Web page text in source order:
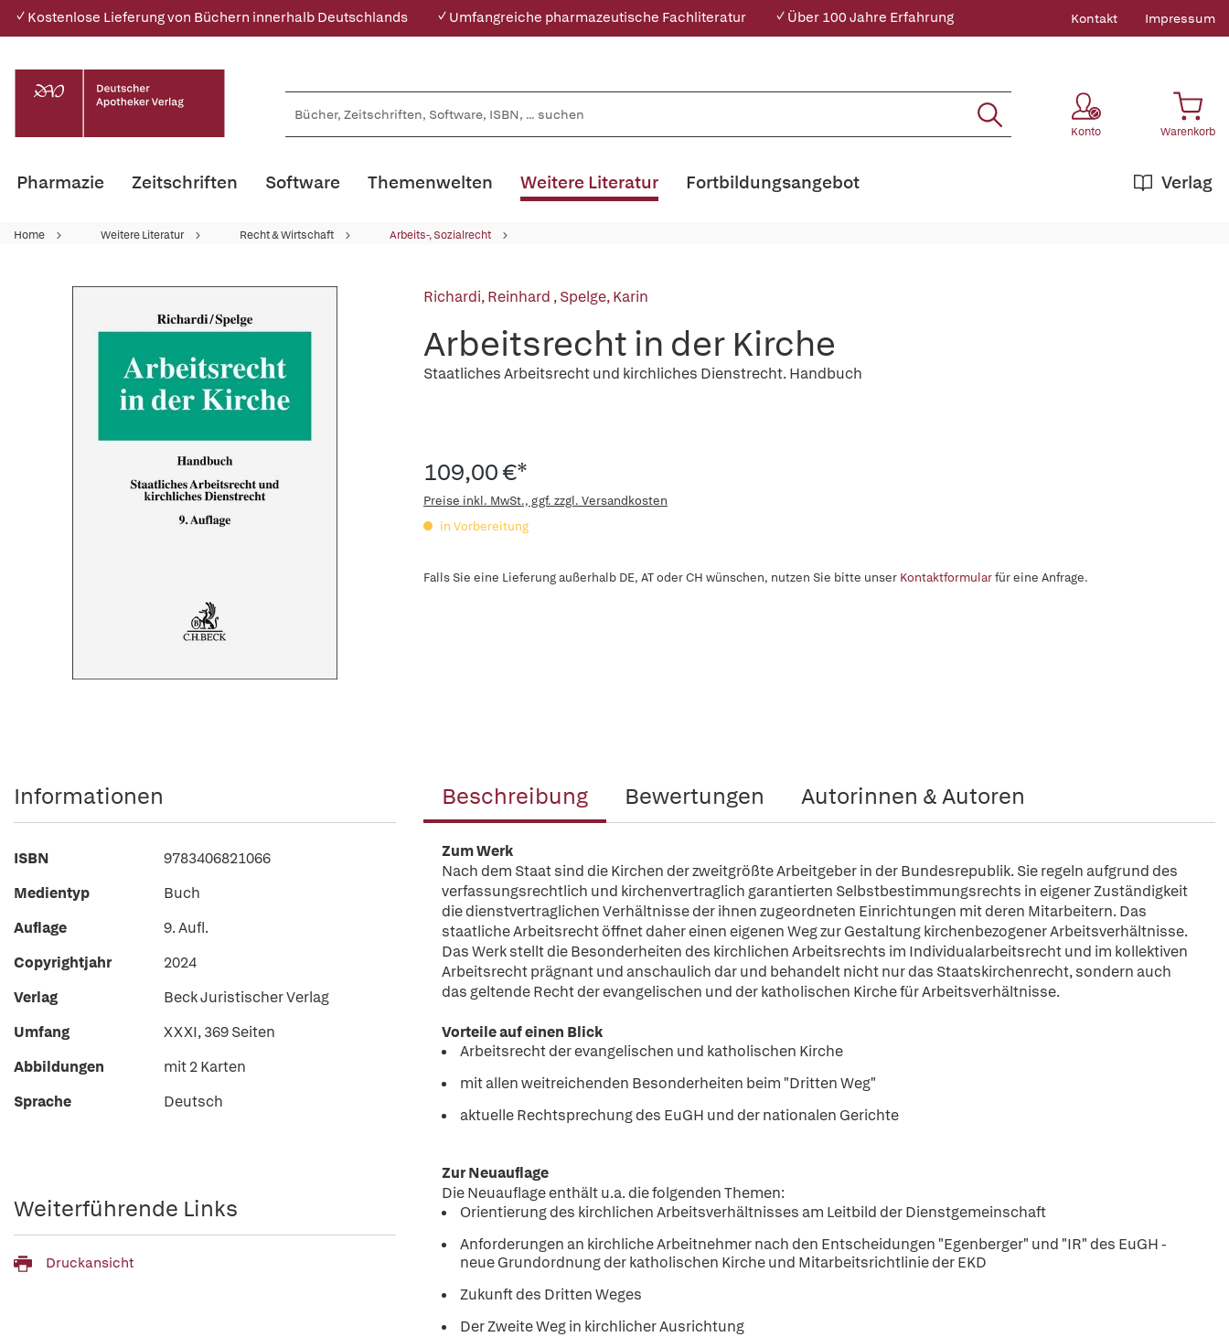
✓ Kostenlose Lieferung von Büchern innerhalb Deutschlands ✓ Umfangreiche pharmazeutische Fachliteratur ✓ Über 100 Jahre Erfahrung Kontakt Impressum
Konto Warenkorb
Pharmazie Zeitschriften Software Themenwelten Weitere Literatur Verlag
Fortbildungsangebot
Home Weitere Literatur Recht & Wirtschaft Arbeits-, Sozialrecht
Richardi, Reinhard ,Spelge, Karin
Arbeitsrecht in der Kirche
Staatliches Arbeitsrecht und kirchliches Dienstrecht. Handbuch
109,00 €*
Preise inkl. MwSt., ggf. zzgl. Versandkosten
in Vorbereitung
Falls Sie eine Lieferung außerhalb DE, AT oder CH wünschen, nutzen Sie bitte unser Kontaktformularfür eine Anfrage.
Beschreibung Bewertungen Autorinnen & Autoren
Zum Werk
Nach dem Staat sind die Kirchen der zweitgrößte Arbeitgeber in der Bundesrepublik. Sie regeln aufgrund des
verfassungsrechtlich und kirchenvertraglich garantierten Selbstbestimmungsrechts in eigener Zuständigkeit
die dienstvertraglichen Verhältnisse der ihnen zugeordneten Einrichtungen mit deren Mitarbeitern. Das
staatliche Arbeitsrecht öffnet daher einen eigenen Weg zur Gestaltung kirchenbezogener Arbeitsverhältnisse.
Das Werk stellt die Besonderheiten des kirchlichen Arbeitsrechts im Individualarbeitsrecht und im kollektiven
Arbeitsrecht prägnant und anschaulich dar und behandelt nicht nur das Staatskirchenrecht, sondern auch
das geltende Recht der evangelischen und der katholischen Kirche für Arbeitsverhältnisse.
Vorteile auf einen Blick
Arbeitsrecht der evangelischen und katholischen Kirche
mit allen weitreichenden Besonderheiten beim "Dritten Weg"
aktuelle Rechtsprechung des EuGH und der nationalen Gerichte
Zur Neuauflage
Die Neuauflage enthält u.a. die folgenden Themen:
Orientierung des kirchlichen Arbeitsverhältnisses am Leitbild der Dienstgemeinschaft
Anforderungen an kirchliche Arbeitnehmer nach den Entscheidungen "Egenberger" und "IR" des EuGH -
neue Grundordnung der katholischen Kirche und Mitarbeitsrichtlinie der EKD
Zukunft des Dritten Weges
Der Zweite Weg in kirchlicher Ausrichtung
Informationen
ISBN
9783406821066
Medientyp
Buch
Auflage
9. Aufl.
Copyrightjahr
2024
Verlag
Beck Juristischer Verlag
Umfang
XXXI, 369 Seiten
Abbildungen
mit 2 Karten
Sprache
Deutsch
Weiterführende Links
Druckansicht